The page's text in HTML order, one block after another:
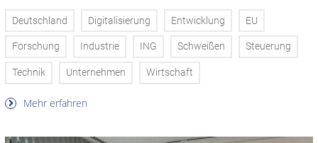
Deutschland Digitalisierung Entwicklung EU
Forschung Industrie ING Schweißen Steuerung
Technik Unternehmen Wirtschaft
Mehr erfahren